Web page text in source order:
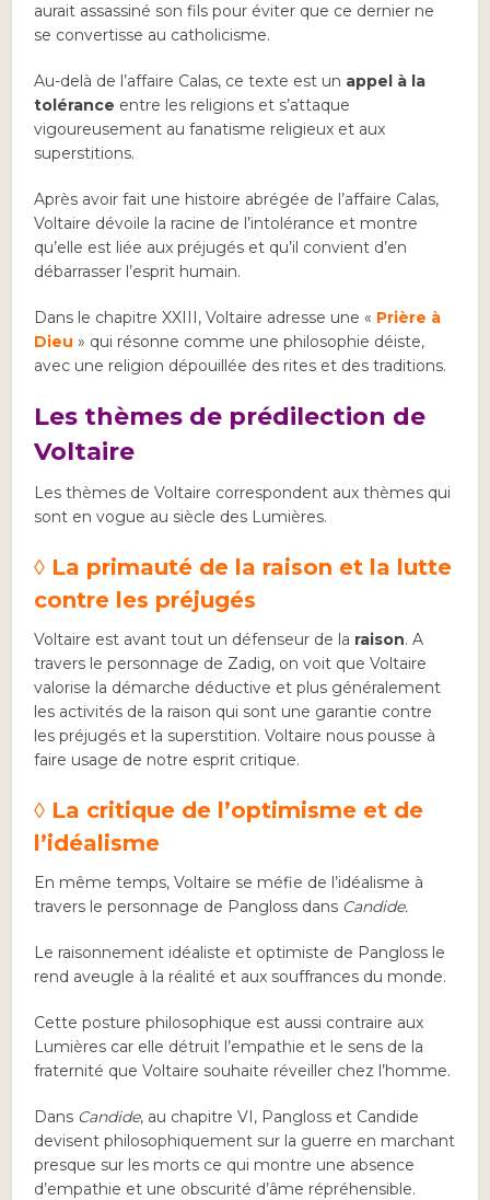
aurait assassiné son fils pour éviter que ce dernier ne
se convertisse au catholicisme.
Au-delà de l’affaire Calas, ce texte est un appel à la
tolérance entre les religions et s’attaque
vigoureusement au fanatisme religieux et aux
superstitions.
Après avoir fait une histoire abrégée de l’affaire Calas,
Voltaire dévoile la racine de l’intolérance et montre
qu’elle est liée aux préjugés et qu’il convient d’en
débarrasser l’esprit humain.
Dans le chapitre XXIII, Voltaire adresse une « Prière à
Dieu » qui résonne comme une philosophie déiste,
avec une religion dépouillée des rites et des traditions.
Les thèmes de prédilection de
Voltaire
Les thèmes de Voltaire correspondent aux thèmes qui
sont en vogue au siècle des Lumières.
◊ La primauté de la raison et la lutte
contre les préjugés
Voltaire est avant tout un défenseur de la raison. A
travers le personnage de Zadig, on voit que Voltaire
valorise la démarche déductive et plus généralement
les activités de la raison qui sont une garantie contre
les préjugés et la superstition. Voltaire nous pousse à
faire usage de notre esprit critique.
◊ La critique de l’optimisme et de
l’idéalisme
En même temps, Voltaire se méfie de l’idéalisme à
travers le personnage de Pangloss dans Candide.
Le raisonnement idéaliste et optimiste de Pangloss le
rend aveugle à la réalité et aux souffrances du monde.
Cette posture philosophique est aussi contraire aux
Lumières car elle détruit l’empathie et le sens de la
fraternité que Voltaire souhaite réveiller chez l’homme.
Dans Candide, au chapitre VI, Pangloss et Candide
devisent philosophiquement sur la guerre en marchant
presque sur les morts ce qui montre une absence
d’empathie et une obscurité d’âme répréhensible.